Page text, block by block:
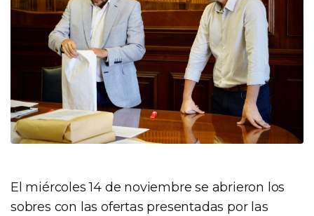
El miércoles 14 de noviembre se abrieron los
sobres con las ofertas presentadas por las